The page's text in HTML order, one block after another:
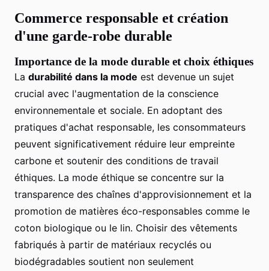
Commerce responsable et création
d'une garde-robe durable
Importance de la mode durable et choix éthiques
La durabilité dans la mode est devenue un sujet
crucial avec l'augmentation de la conscience
environnementale et sociale. En adoptant des
pratiques d'achat responsable, les consommateurs
peuvent significativement réduire leur empreinte
carbone et soutenir des conditions de travail
éthiques. La mode éthique se concentre sur la
transparence des chaînes d'approvisionnement et la
promotion de matières éco-responsables comme le
coton biologique ou le lin. Choisir des vêtements
fabriqués à partir de matériaux recyclés ou
biodégradables soutient non seulement